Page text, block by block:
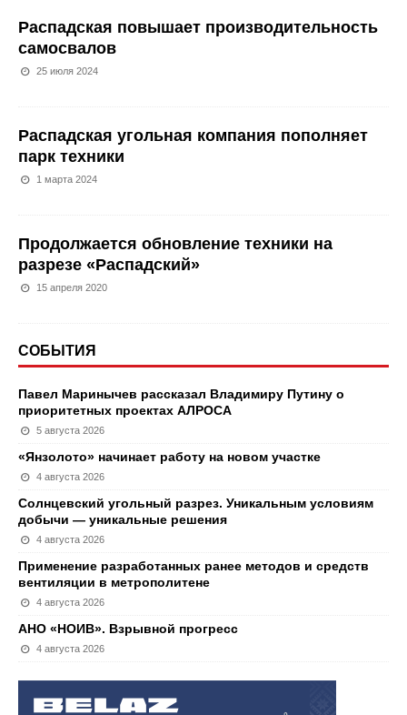
Распадская повышает производительность
самосвалов
25 июля 2024
Распадская угольная компания пополняет
парк техники
1 марта 2024
Продолжается обновление техники на
разрезе «Распадский»
15 апреля 2020
СОБЫТИЯ
Павел Маринычев рассказал Владимиру Путину о
приоритетных проектах АЛРОСА
5 августа 2026
«Янзолото» начинает работу на новом участке
4 августа 2026
Солнцевский угольный разрез. Уникальным условиям
добычи — уникальные решения
4 августа 2026
Применение разработанных ранее методов и средств
вентиляции в метрополитене
4 августа 2026
АНО «НОИВ». Взрывной прогресс
4 августа 2026